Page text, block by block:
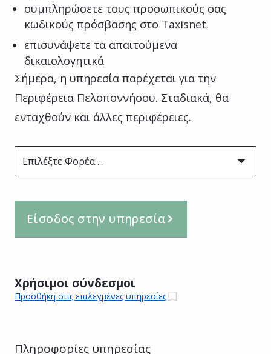
συμπληρώσετε τους προσωπικούς σας
κωδικούς πρόσβασης στο Taxisnet.
επισυνάψετε τα απαιτούμενα
δικαιολογητικά
Σήμερα, η υπηρεσία παρέχεται για την
Περιφέρεια Πελοποννήσου. Σταδιακά, θα
ενταχθούν και άλλες περιφέρειες.
Επιλέξτε Φορέα ...
Είσοδος στην υπηρεσία
Χρήσιμοι σύνδεσμοι
Προσθήκη στις επιλεγμένες υπηρεσίες
Πληροφορίες υπηρεσίας